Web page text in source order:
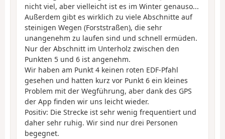
nicht viel, aber vielleicht ist es im Winter genauso...
Außerdem gibt es wirklich zu viele Abschnitte auf
steinigen Wegen (Forststraßen), die sehr
unangenehm zu laufen sind und schnell ermüden.
Nur der Abschnitt im Unterholz zwischen den
Punkten 5 und 6 ist angenehm.
Wir haben am Punkt 4 keinen roten EDF-Pfahl
gesehen und hatten kurz vor Punkt 6 ein kleines
Problem mit der Wegführung, aber dank des GPS
der App finden wir uns leicht wieder.
Positiv: Die Strecke ist sehr wenig frequentiert und
daher sehr ruhig. Wir sind nur drei Personen
begegnet.